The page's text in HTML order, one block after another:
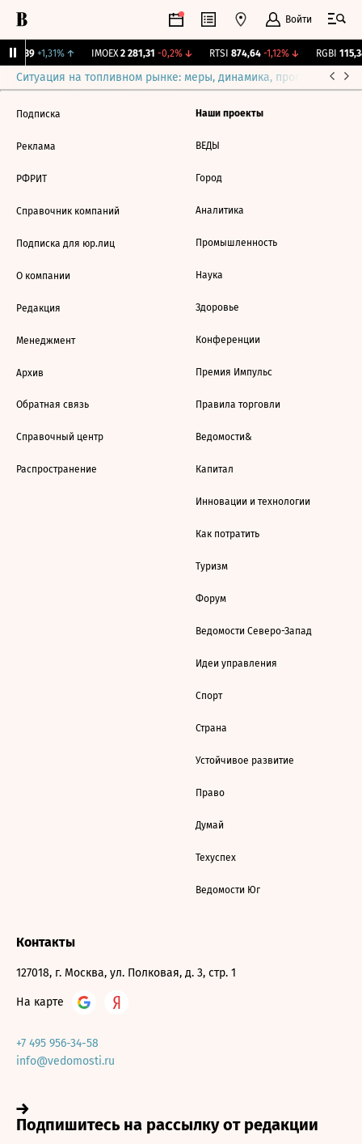
Войти
12,239 +1,31%↑ IMOEX 2 281,31 -0,2%↓ RTSI 874,64 -1,12%↓ RGBI 115,34
Ситуация на топливном рынке: меры, динамика, прогнозы
Подписка
Реклама
РФРИТ
Справочник компаний
Подписка для юр.лиц
О компании
Редакция
Менеджмент
Архив
Обратная связь
Справочный центр
Распространение
Наши проекты
ВЕДЫ
Город
Аналитика
Промышленность
Наука
Здоровье
Конференции
Премия Импульс
Правила торговли
Ведомости&
Капитал
Инновации и технологии
Как потратить
Туризм
Форум
Ведомости Северо-Запад
Идеи управления
Спорт
Страна
Устойчивое развитие
Право
Думай
Техуспех
Ведомости Юг
Контакты
127018, г. Москва, ул. Полковая, д. 3, стр. 1
На карте
+7 495 956-34-58
info@vedomosti.ru